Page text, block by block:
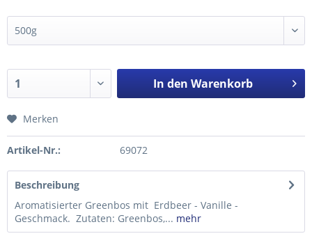
In den Warenkorb
Merken
Artikel-Nr.: 69072
Beschreibung
Aromatisierter Greenbos mit Erdbeer - Vanille -
Geschmack. Zutaten: Greenbos,... mehr